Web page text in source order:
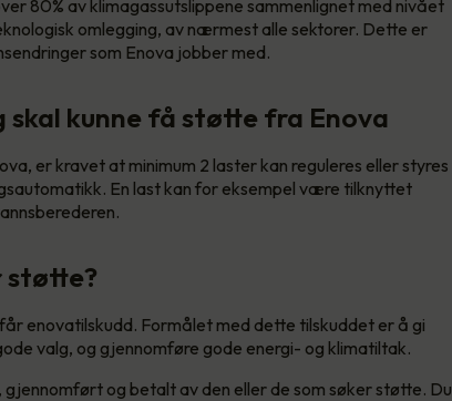
80% av klimagassutslippene sammenlignet med nivået
omlegging, av nærmest alle sektorer. Dette er
som Enova jobber med.
skal kunne få støtte fra Enova
er kravet at minimum 2 laster kan reguleres eller styres
En last kan for eksempel være tilknyttet
støtte?
enovatilskudd. Formålet med dette tilskuddet er å gi
valg, og gjennomføre gode energi- og klimatiltak.
og betalt av den eller de som søker støtte. Du